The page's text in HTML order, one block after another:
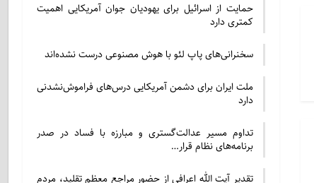
حمایت از اسرائیل برای یهودیان جوان آمریکایی اهمیت
کمتری دارد
سخنرانی‌های پاپ لئو با هوش مصنوعی درست نشده‌اند
ملت ایران برای دشمن آمریکایی درس‌های فراموش‌نشدنی
دارد
تداوم مسیر عدالت‌گستری و مبارزه با فساد در صدر
برنامه‌های نظام قرار…
تقدیر آیت الله اعرافی از حضور مراجع معظم تقلید، مردم